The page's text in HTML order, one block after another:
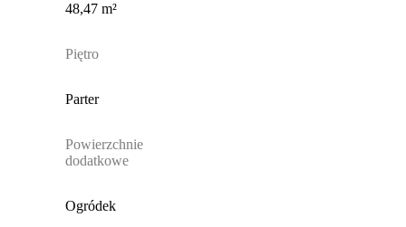
48,47 m²
Piętro
Parter
Powierzchnie
dodatkowe
Ogródek